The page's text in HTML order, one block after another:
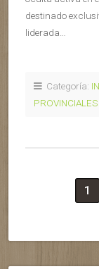
destinado
liderada…
Categoría:
PROVINCIALES
1